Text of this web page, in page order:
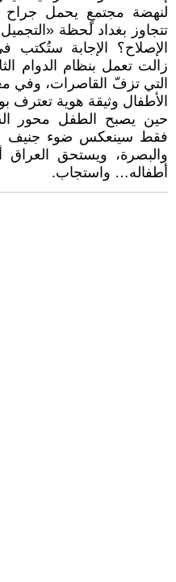
لنهضة مجتمعٍ يحمل
تتجاوز بغداد لحظة
الإصلاح؟ الإجابة ستُكتب
زالت تعمل بنظام الدوام
التي تزفّ القاصرات، وفي
الأطفال وثيقة هوية تعترف
حين يصبح الطفل محور
فقط سينعكس ضوء جنيف
والبصرة، ويستحق
أطفاله… واستجاب.